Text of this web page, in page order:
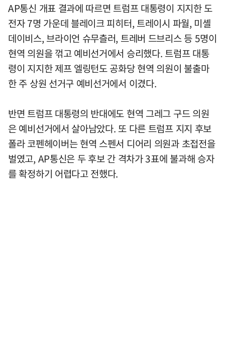
AP통신 개표 결과에 따르면 트럼프 대통령이 지지한 도
전자 7명 가운데 블레이크 피히터, 트레이시 파월, 미셸
데이비스, 브라이언 슈무츨러, 트레버 드브리스 등 5명이
현역 의원을 꺾고 예비선거에서 승리했다. 트럼프 대통
령이 지지한 제프 엘링턴도 공화당 현역 의원이 불출마
한 주 상원 선거구 예비선거에서 이겼다.
반면 트럼프 대통령의 반대에도 현역 그레그 구드 의원
은 예비선거에서 살아남았다. 또 다른 트럼프 지지 후보
폴라 코펜헤이버는 현역 스펜서 디어리 의원과 초접전을
벌였고, AP통신은 두 후보 간 격차가 3표에 불과해 승자
를 확정하기 어렵다고 전했다.